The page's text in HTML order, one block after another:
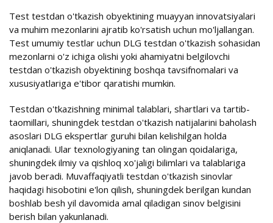
Test testdan o'tkazish obyektining muayyan innovatsiyalari
va muhim mezonlarini ajratib ko'rsatish uchun mo'ljallangan.
Test umumiy testlar uchun DLG testdan o'tkazish sohasidan
mezonlarni o'z ichiga olishi yoki ahamiyatni belgilovchi
testdan o'tkazish obyektining boshqa tavsifnomalari va
xususiyatlariga e'tibor qaratishi mumkin.
Testdan o'tkazishning minimal talablari, shartlari va tartib-
taomillari, shuningdek testdan o'tkazish natijalarini baholash
asoslari DLG ekspertlar guruhi bilan kelishilgan holda
aniqlanadi. Ular texnologiyaning tan olingan qoidalariga,
shuningdek ilmiy va qishloq xo'jaligi bilimlari va talablariga
javob beradi. Muvaffaqiyatli testdan o'tkazish sinovlar
haqidagi hisobotini e'lon qilish, shuningdek berilgan kundan
boshlab besh yil davomida amal qiladigan sinov belgisini
berish bilan yakunlanadi.